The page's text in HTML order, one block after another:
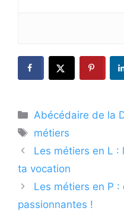
Catégories
Abécédaire de la
Étiquettes
métiers
Les métiers en L :
ta vocation
Les métiers en P
passionnantes !